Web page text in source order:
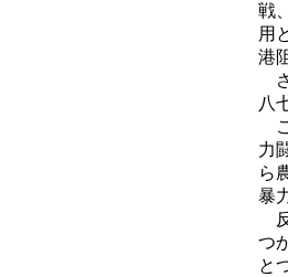
戦
用
港
八
力
ら
暴
つ
と